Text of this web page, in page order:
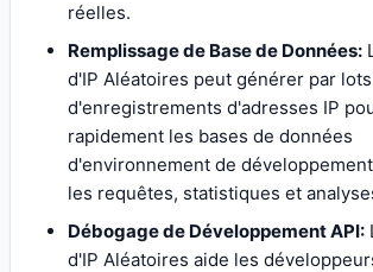
réelles.
Remplissage de Base de Données:
d'IP Aléatoires peut générer par
d'enregistrements d'adresses IP
rapidement les bases de données
d'environnement de
les requêtes, statistiques et
Débogage de Développement API:
d'IP Aléatoires aide les